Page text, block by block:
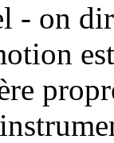
- on